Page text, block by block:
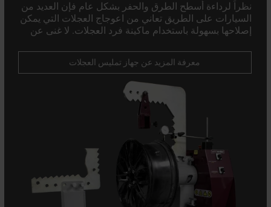
نظراً لرداءة أسطح الطرق والحفر بشكل عام فإن العديد من
السيارات على الطريق تعاني من اعوجاج العجلات التي يمكن
إصلاحها بسهولة باستخدام ماكينة فرد العجلات. لا غنى عن
ومحلات الإطارات.
معرفة المزيد عن جهاز تمليس العجلات